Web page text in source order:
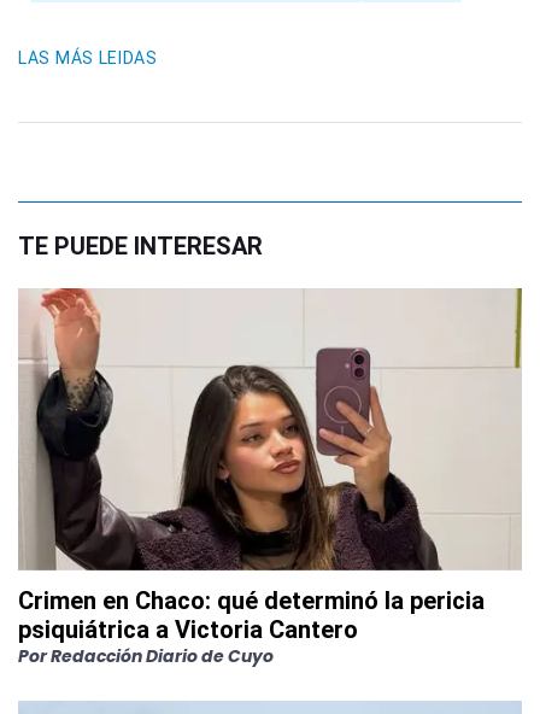
LAS MÁS LEIDAS
TE PUEDE INTERESAR
Crimen en Chaco: qué determinó la pericia
psiquiátrica a Victoria Cantero
PorRedacción Diario de Cuyo